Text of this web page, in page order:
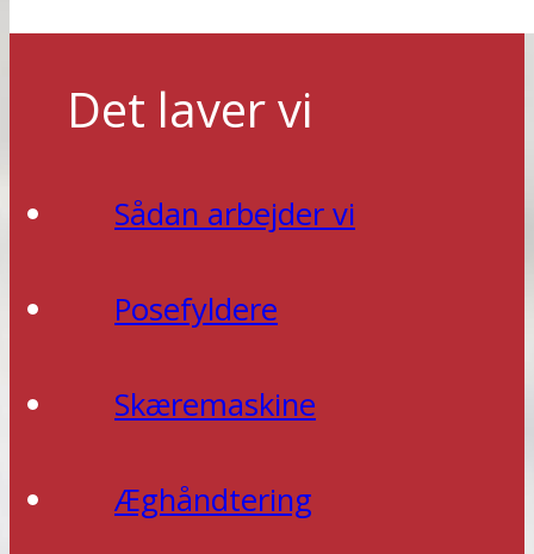
Det laver vi
Sådan arbejder vi
Posefyldere
Skæremaskine
Æghåndtering